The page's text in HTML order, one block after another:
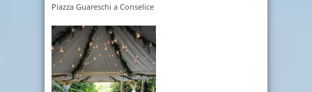
Piazza Guareschi a Conselice